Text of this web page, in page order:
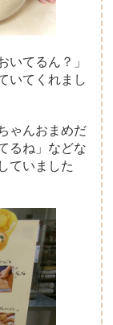
いてるん？」
いてくれまし
ゃんおまめだ
るね」などな
ていました